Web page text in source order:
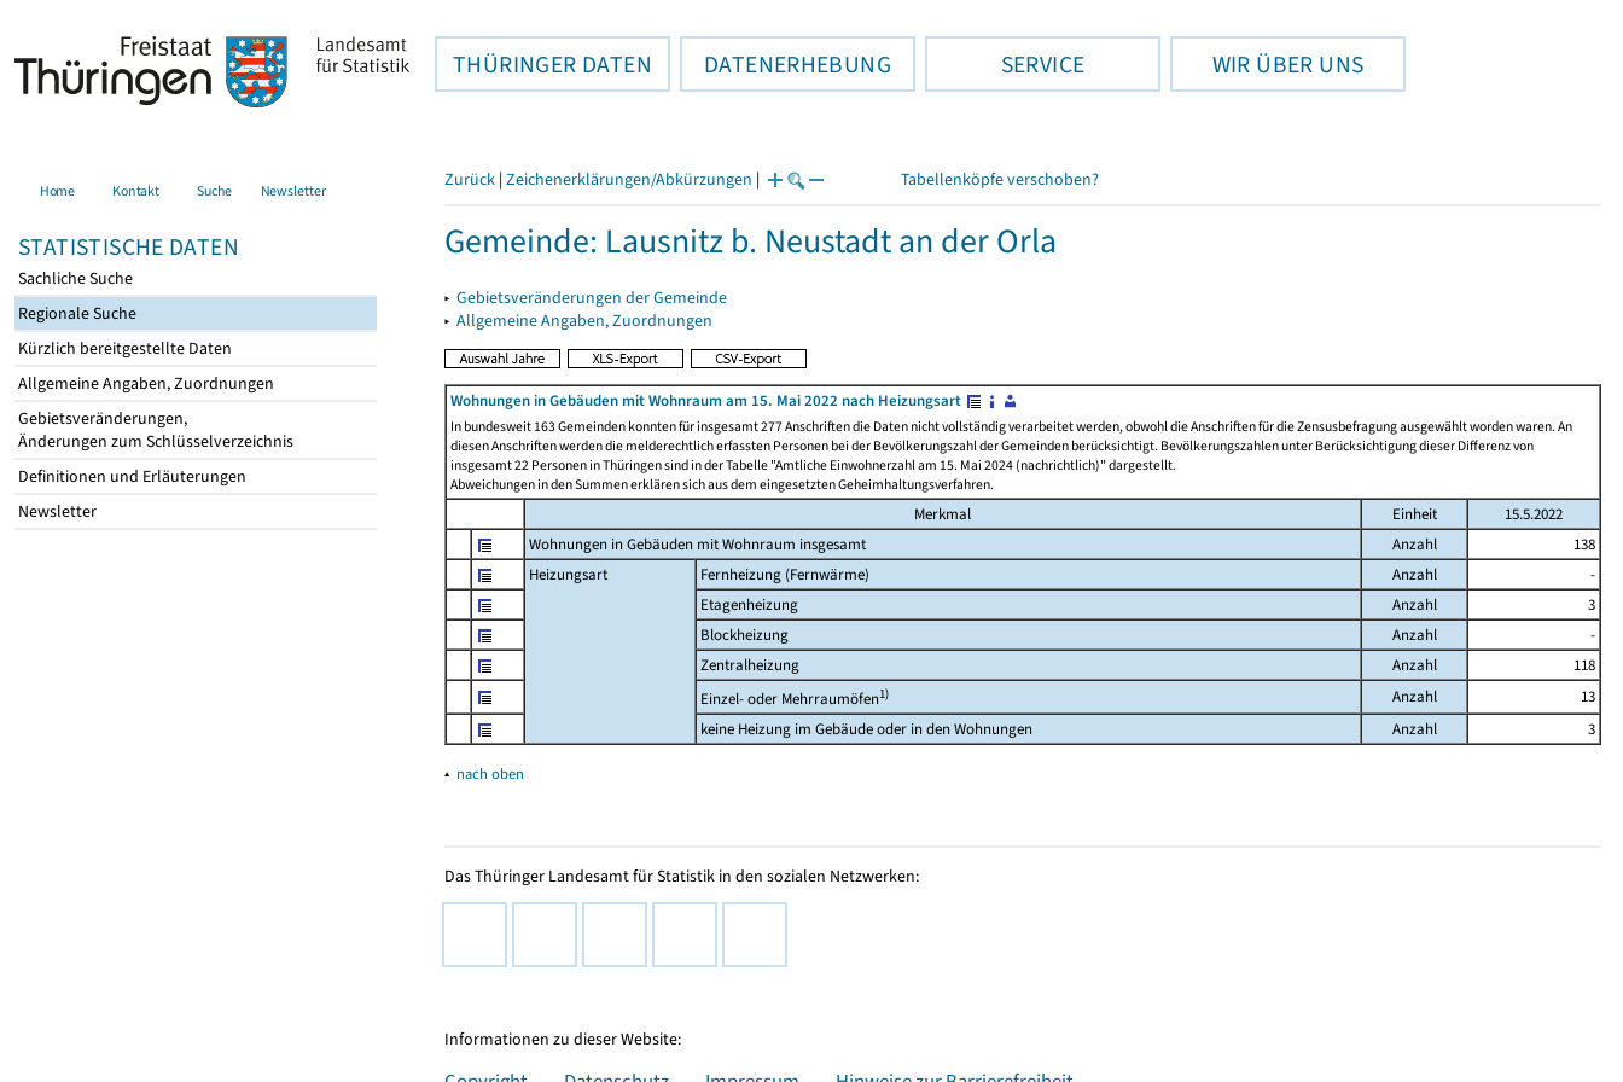
THÜRINGER DATEN DATENERHEBUNG SERVICE WIR ÜBER UNS
Home Kontakt Suche Newsletter
STATISTISCHE DATEN
Sachliche Suche
Regionale Suche
Kürzlich bereitgestellte Daten
Allgemeine Angaben, Zuordnungen
Gebietsveränderungen,
Änderungen zum Schlüsselverzeichnis
Definitionen und Erläuterungen
Newsletter
Zurück | Zeichenerklärungen/Abkürzungen | Tabellenköpfe verschoben?
Gemeinde: Lausnitz b. Neustadt an der Orla
▸ Gebietsveränderungen der Gemeinde
▸ Allgemeine Angaben, Zuordnungen
Wohnungen in Gebäuden mit Wohnraum am 15. Mai 2022 nach Heizungsart
In bundesweit 163 Gemeinden konnten für insgesamt 277 Anschriften die Daten nicht vollständig verarbeitet werden, obwohl die Anschriften für die Zensusbefragung ausgewählt worden waren. An
diesen Anschriften werden die melderechtlich erfassten Personen bei der Bevölkerungszahl der Gemeinden berücksichtigt. Bevölkerungszahlen unter Berücksichtigung dieser Differenz von
insgesamt 22 Personen in Thüringen sind in der Tabelle "Amtliche Einwohnerzahl am 15. Mai 2024 (nachrichtlich)" dargestellt.
Abweichungen in den Summen erklären sich aus dem eingesetzten Geheimhaltungsverfahren.
Merkmal Einheit
15.5.2022
Wohnungen in Gebäuden mit Wohnraum insgesamt
Anzahl
138
Heizungsart
Fernheizung (Fernwärme) Anzahl
-
Etagenheizung
Anzahl
3
Blockheizung
Anzahl
-
Zentralheizung
Anzahl
118
Einzel- oder Mehrraumöfen1) Anzahl
13
keine Heizung im Gebäude oder in den Wohnungen
Anzahl 3
▴ nach oben
Das Thüringer Landesamt für Statistik in den sozialen Netzwerken:
Informationen zu dieser Website: